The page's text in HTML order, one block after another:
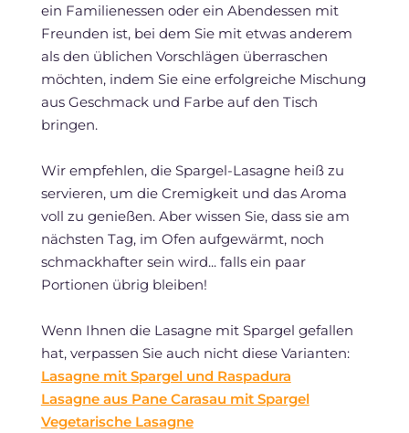
ein Familienessen oder ein Abendessen mit
Freunden ist, bei dem Sie mit etwas anderem
als den üblichen Vorschlägen überraschen
möchten, indem Sie eine erfolgreiche Mischung
aus Geschmack und Farbe auf den Tisch
bringen.
Wir empfehlen, die Spargel-Lasagne heiß zu
servieren, um die Cremigkeit und das Aroma
voll zu genießen. Aber wissen Sie, dass sie am
nächsten Tag, im Ofen aufgewärmt, noch
schmackhafter sein wird... falls ein paar
Portionen übrig bleiben!
Wenn Ihnen die Lasagne mit Spargel gefallen
hat, verpassen Sie auch nicht diese Varianten:
Lasagne mit Spargel und Raspadura
Lasagne aus Pane Carasau mit Spargel
Vegetarische Lasagne